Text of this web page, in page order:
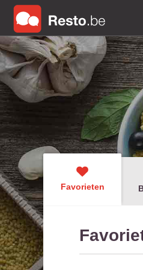
Favorieten